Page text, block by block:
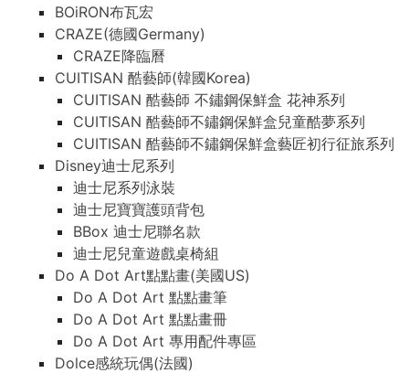
BOiRON布瓦宏
CRAZE(德國Germany)
CRAZE降臨曆
CUITISAN 酷藝師(韓國Korea)
CUITISAN 酷藝師 不鏽鋼保鮮盒 花神系列
CUITISAN 酷藝師不鏽鋼保鮮盒兒童酷夢系列
CUITISAN 酷藝師不鏽鋼保鮮盒藝匠初行征旅系列
Disney迪士尼系列
迪士尼系列泳裝
迪士尼寶寶護頭背包
BBox 迪士尼聯名款
迪士尼兒童遊戲桌椅組
Do A Dot Art點點畫(美國US)
Do A Dot Art 點點畫筆
Do A Dot Art 點點畫冊
Do A Dot Art 專用配件專區
Dolce感統玩偶(法國)